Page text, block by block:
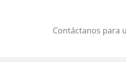
Contáctanos para